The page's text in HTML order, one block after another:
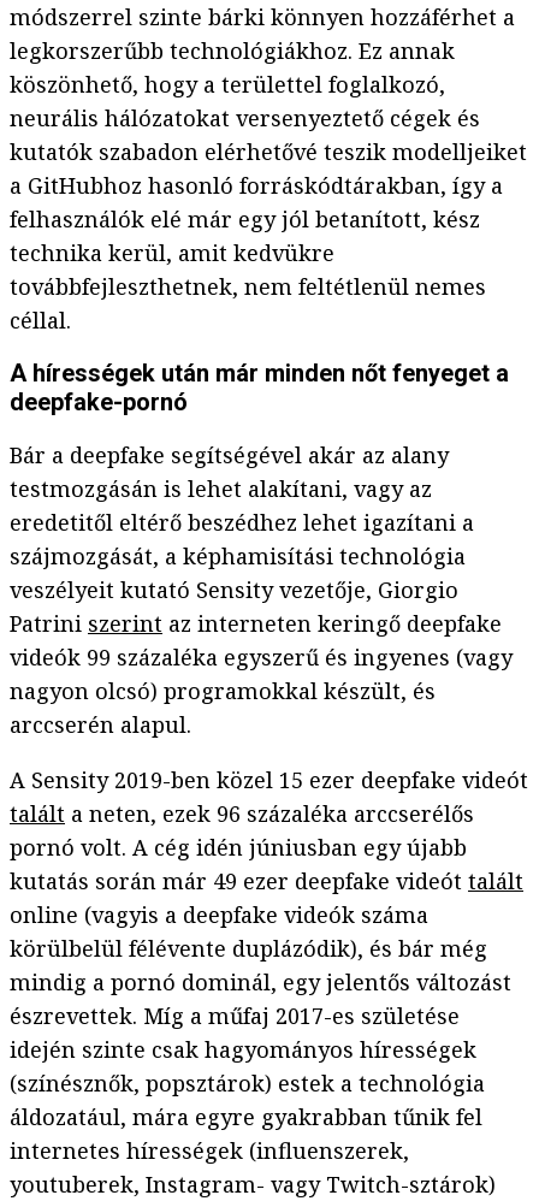
módszerrel szinte bárki könnyen hozzáférhet a
legkorszerűbb technológiákhoz. Ez annak
köszönhető, hogy a területtel foglalkozó,
neurális hálózatokat versenyeztető cégek és
kutatók szabadon elérhetővé teszik modelljeiket
a GitHubhoz hasonló forráskódtárakban, így a
felhasználók elé már egy jól betanított, kész
technika kerül, amit kedvükre
továbbfejleszthetnek, nem feltétlenül nemes
céllal.
A hírességek után már minden nőt fenyeget a
deepfake-pornó
Bár a deepfake segítségével akár az alany
testmozgásán is lehet alakítani, vagy az
eredetitől eltérő beszédhez lehet igazítani a
szájmozgását, a képhamisítási technológia
veszélyeit kutató Sensity vezetője, Giorgio
Patrini szerint az interneten keringő deepfake
videók 99 százaléka egyszerű és ingyenes (vagy
nagyon olcsó) programokkal készült, és
arccserén alapul.
A Sensity 2019-ben közel 15 ezer deepfake videót
talált a neten, ezek 96 százaléka arccserélős
pornó volt. A cég idén júniusban egy újabb
kutatás során már 49 ezer deepfake videót talált
online (vagyis a deepfake videók száma
körülbelül félévente duplázódik), és bár még
mindig a pornó dominál, egy jelentős változást
észrevettek. Míg a műfaj 2017-es születése
idején szinte csak hagyományos hírességek
(színésznők, popsztárok) estek a technológia
áldozatául, mára egyre gyakrabban tűnik fel
internetes hírességek (influenszerek,
youtuberek, Instagram- vagy Twitch-sztárok)